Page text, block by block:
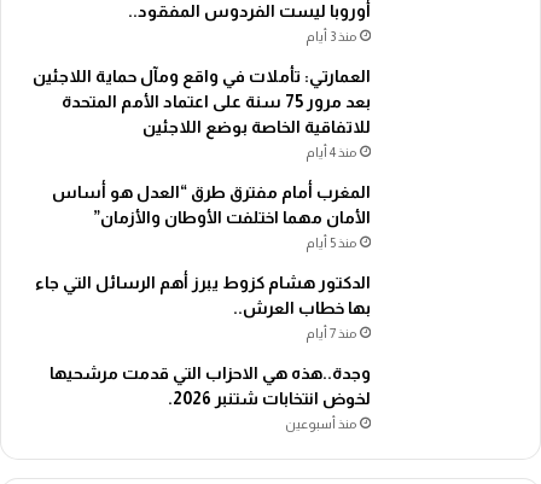
أوروبا ليست الفردوس المفقود..
منذ 3 أيام
العمارتي: تأملات في واقع ومآل حماية اللاجئين
بعد مرور 75 سنة على اعتماد الأمم المتحدة
للاتفاقية الخاصة بوضع اللاجئين
منذ 4 أيام
المغرب أمام مفترق طرق “العدل هو أساس
الأمان مهما اختلفت الأوطان والأزمان”
منذ 5 أيام
الدكتور هشام كزوط يبرز أهم الرسائل التي جاء
بها خطاب العرش..
منذ 7 أيام
وجدة..هذه هي الاحزاب التي قدمت مرشحيها
لخوض انتخابات شتنبر 2026.
منذ أسبوعين